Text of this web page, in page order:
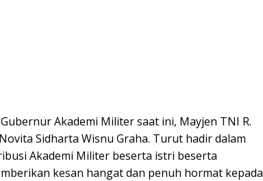
Akademi Militer saat ini, Mayjen TNI R.
Sidharta Wisnu Graha. Turut hadir dalam
Akademi Militer beserta istri beserta
kesan hangat dan penuh hormat kepada